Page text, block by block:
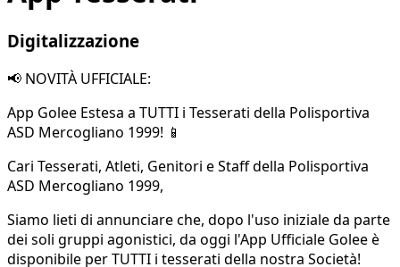
Digitalizzazione
📢 NOVITÀ UFFICIALE:
App Golee Estesa a TUTTI i Tesserati della Polisportiva
ASD Mercogliano 1999! 📱
Cari Tesserati, Atleti, Genitori e Staff della Polisportiva
ASD Mercogliano 1999,
Siamo lieti di annunciare che, dopo l'uso iniziale da parte
dei soli gruppi agonistici, da oggi l'App Ufficiale Golee è
disponibile per TUTTI i tesserati della nostra Società!